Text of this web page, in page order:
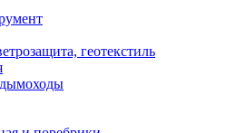
геотекстиль